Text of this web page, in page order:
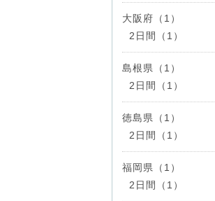
大阪府（1）
2日間（1）
島根県（1）
2日間（1）
徳島県（1）
2日間（1）
福岡県（1）
2日間（1）